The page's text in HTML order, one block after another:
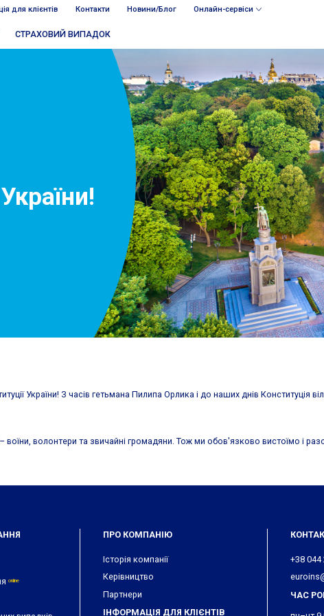
для клієнтів Контакти Новини/Блог Онлайн-сервіси
СТРАХОВИЙ ВИПАДОК
України! З часів гетьмана Пилипа Орлика і до наших днів Конституція
волонтери та звичайні громадяни. Тож ми обов'язково вистоїмо і
online
ПРО КОМПАНІЮ
Історія компанії
Керівництво
Партнери
ІНФОРМАЦІЯ ДЛЯ КЛІЄНТІВ
+38 044
ЧАС